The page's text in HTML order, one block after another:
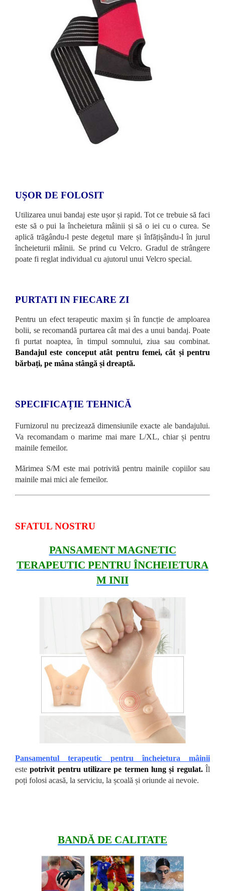
UȘOR DE FOLOSIT
Utilizarea unui bandaj este ușor și rapid. Tot ce trebuie să faci
este să o pui la încheietura mâinii și să o iei cu o curea. Se
aplică trăgându-l peste degetul mare și înfățișându-l în jurul
încheieturii mâinii. Se prind cu Velcro. Gradul de strângere
poate fi reglat individual cu ajutorul unui Velcro special.
PURTATI IN FIECARE ZI
Pentru un efect terapeutic maxim și în funcție de amploarea
bolii, se recomandă purtarea cât mai des a unui bandaj. Poate
fi purtat noaptea, în timpul somnului, ziua sau combinat.
Bandajul este conceput atât pentru femei, cât și pentru
bărbați, pe mâna stângă și dreaptă.
SPECIFICAȚIE TEHNICĂ
Furnizorul nu precizează dimensiunile exacte ale bandajului.
Va recomandam o marime mai mare L/XL, chiar și pentru
mainile femeilor.
Mărimea S/M este mai potrivită pentru mainile copiilor sau
mainile mai mici ale femeilor.
SFATUL NOSTRU
PANSAMENT MAGNETIC
TERAPEUTIC PENTRU ÎNCHEIETURA
M INII
Pansamentul terapeutic pentru încheietura mâinii
estepotrivit pentru utilizare pe termen lung și regulat.Îl
poți folosi acasă, la serviciu, la școală și oriunde ai nevoie.
BANDĂ DE CALITATE